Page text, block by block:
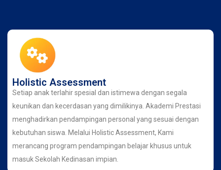
Holistic Assessment
Setiap anak terlahir spesial dan istimewa dengan segala
keunikan dan kecerdasan yang dimilikinya. Akademi Prestasi
menghadirkan pendampingan personal yang sesuai dengan
kebutuhan siswa. Melalui Holistic Assessment, Kami
merancang program pendampingan belajar khusus untuk
masuk Sekolah Kedinasan impian.